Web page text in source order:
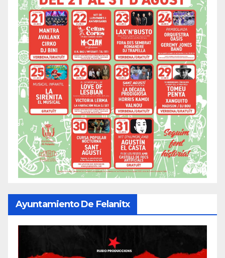
Ayuntamiento De Felanitx